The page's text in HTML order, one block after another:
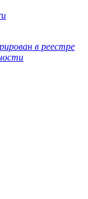
в реестре